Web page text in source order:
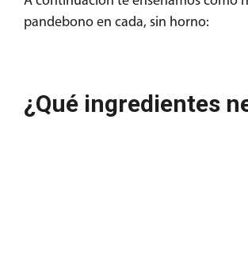
pandebono en cada, sin horno:
¿Qué ingredientes